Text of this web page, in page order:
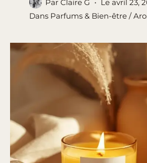
Par Claire G Le avril 23,
Dans Parfums & Bien-être /